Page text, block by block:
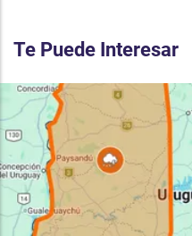
Te Puede Interesar